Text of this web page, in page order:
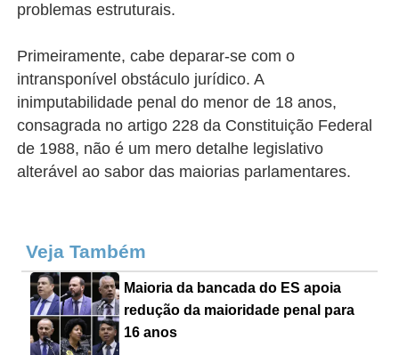
problemas estruturais.
Primeiramente, cabe deparar-se com o
intransponível obstáculo jurídico. A
inimputabilidade penal do menor de 18 anos,
consagrada no artigo 228 da Constituição Federal
de 1988, não é um mero detalhe legislativo
alterável ao sabor das maiorias parlamentares.
Veja Também
Maioria da bancada do ES apoia
redução da maioridade penal para
16 anos